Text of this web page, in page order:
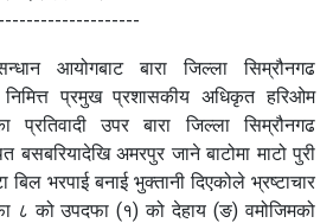
आयोगबाट बारा जिल्ला सिम्रौनगढ
निमित्त प्रमुख प्रशासकीय अधिकृत हरिओम
उपर बारा जिल्ला सिम्रौनगढ
बसबरियादेखि अमरपुर जाने बाटोमा माटो पुरी
बिल भरपाई बनाई भुक्तानी दिएकोले भ्रष्टाचार
८ को उपदफा (१) को देहाय (ङ) वमोजिमको